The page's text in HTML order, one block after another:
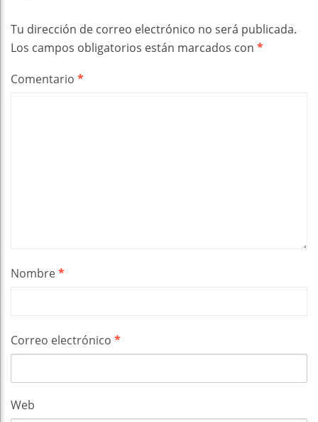
Tu dirección de correo electrónico no será publicada.
Los campos obligatorios están marcados con *
Comentario *
Nombre*
Correo electrónico *
Web